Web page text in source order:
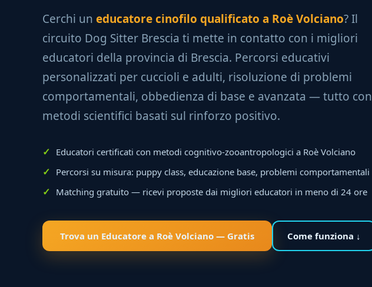
Cerchi un educatore cinofilo qualificato a Roè Volciano? Il
circuito Dog Sitter Brescia ti mette in contatto con i migliori
educatori della provincia di Brescia. Percorsi educativi
personalizzati per cuccioli e adulti, risoluzione di problemi
comportamentali, obbedienza di base e avanzata — tutto con
metodi scientifici basati sul rinforzo positivo.
Educatori certificati con metodi cognitivo-zooantropologici a Roè Volciano
Percorsi su misura: puppy class, educazione base, problemi comportamentali
Matching gratuito — ricevi proposte dai migliori educatori in meno di 24 ore
Trova un Educatore a Roè Volciano — Gratis Come funziona ↓